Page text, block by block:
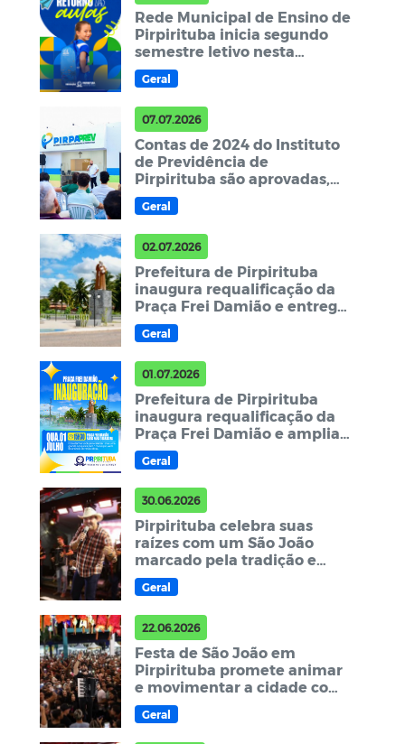
Rede Municipal de Ensino de
Pirpirituba inicia segundo
semestre letivo nesta
quarta-feira
Geral
07.07.2026
Contas de 2024 do Instituto
de Previdência de
Pirpirituba são aprovadas,
mantendo sequência
histórica de oito anos
Geral
02.07.2026
Prefeitura de Pirpirituba
inaugura requalificação da
Praça Frei Damião e entrega
mais um espaço de lazer
para a população
Geral
01.07.2026
Prefeitura de Pirpirituba
inaugura requalificação da
Praça Frei Damião e amplia
investimentos em espaços
públicos
Geral
30.06.2026
Pirpirituba celebra suas
raízes com um São João
marcado pela tradição e
pelo autêntico forró
Geral
22.06.2026
Festa de São João em
Pirpirituba promete animar
e movimentar a cidade com
mais duas noites de
celebração
Geral